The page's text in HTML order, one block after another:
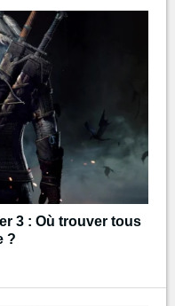
3 : Où trouver tous
?